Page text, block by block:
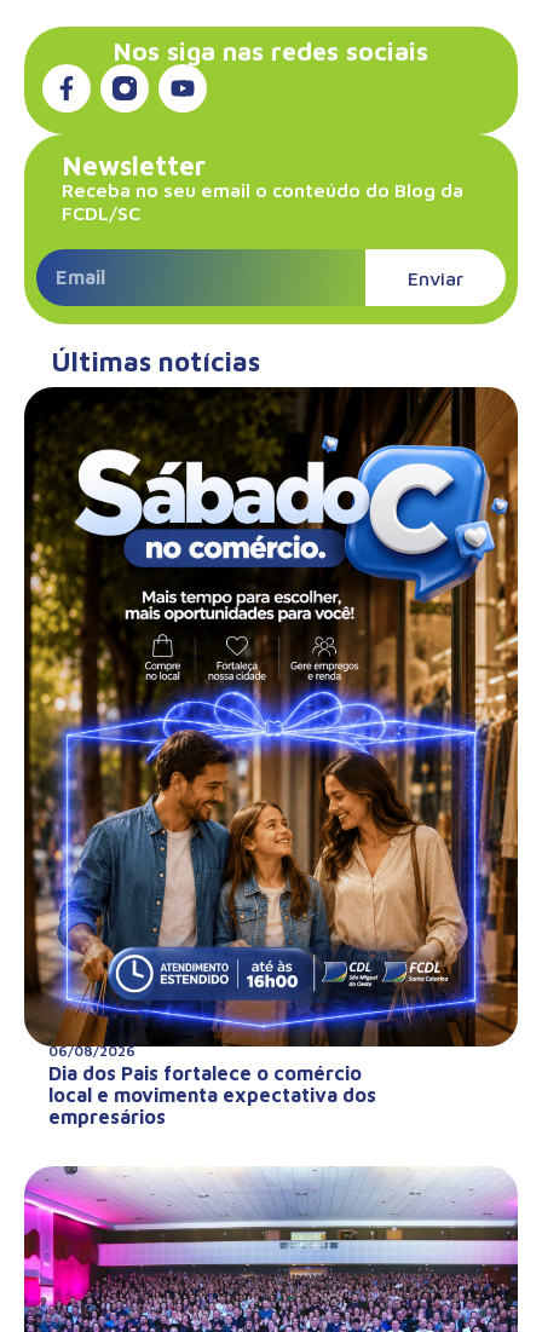
Nos siga nas redes sociais
Newsletter
Receba no seu email o conteúdo do Blog da
FCDL/SC
Enviar
Últimas notícias
06/08/2026
Dia dos Pais fortalece o comércio
local e movimenta expectativa dos
empresários